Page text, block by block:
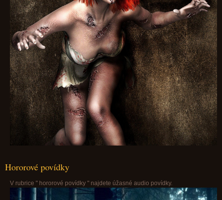
Hororové povídky
V rubrice " hororové povídky " najdete úžasné audio povídky.